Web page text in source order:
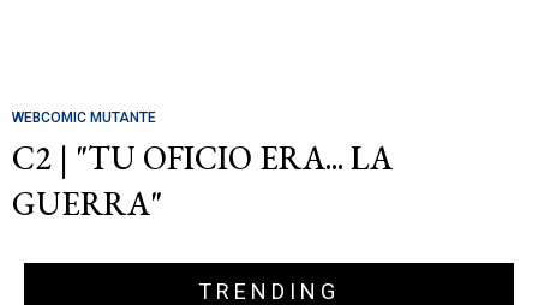
WEBCOMIC MUTANTE
C2 | "TU OFICIO ERA... LA
GUERRA"
TRENDING